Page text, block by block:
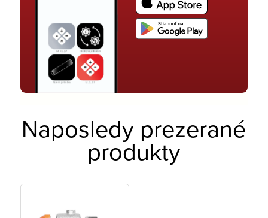
Naposledy prezerané
produkty